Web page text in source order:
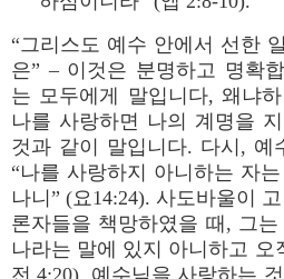
“그리스도 예수 안에서 선한
은” – 이것은 분명하고 명확
는 모두에게 말입니다, 왜냐
나를 사랑하면 나의 계명을
것과 같이 말입니다. 다시, 예
“나를 사랑하지 아니하는 자
나니” (요14:24). 사도바울이
론자들을 책망하였을 때, 그는
나라는 말에 있지 아니하고 오
전 4:20). 예수님을 사랑하는